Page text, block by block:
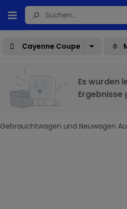
Cayenne Coupe
Es wurden
Ergebnisse
Gebrauchtwagen und Neuwagen